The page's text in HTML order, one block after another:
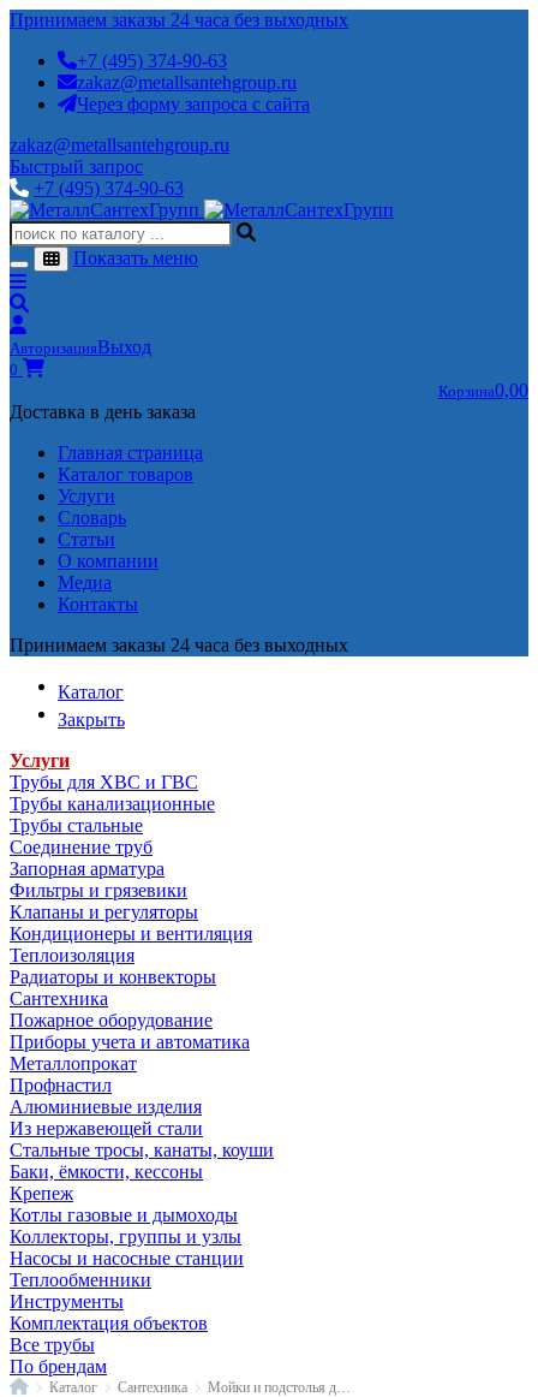
Принимаем заказы 24 часа без выходных
+7 (495) 374-90-63
zakaz@metallsantehgroup.ru
Через форму запроса с сайта
zakaz@metallsantehgroup.ru
Быстрый запрос
+7 (495) 374-90-63
Показать меню
АвторизацияВыход
0
Корзина0,00
Доставка в день заказа
Главная страница
Каталог товаров
Услуги
Словарь
Статьи
О компании
Медиа
Контакты
Принимаем заказы 24 часа без выходных
Каталог
Закрыть
Услуги
Трубы для ХВС и ГВС
Трубы канализационные
Трубы стальные
Соединение труб
Запорная арматура
Фильтры и грязевики
Клапаны и регуляторы
Кондиционеры и вентиляция
Теплоизоляция
Радиаторы и конвекторы
Сантехника
Пожарное оборудование
Приборы учета и автоматика
Металлопрокат
Профнастил
Алюминиевые изделия
Из нержавеющей стали
Стальные тросы, канаты, коуши
Баки, ёмкости, кессоны
Крепеж
Котлы газовые и дымоходы
Коллекторы, группы и узлы
Насосы и насосные станции
Теплообменники
Инструменты
Комплектация объектов
Все трубы
По брендам
ГлавнаяКаталог Сантехника